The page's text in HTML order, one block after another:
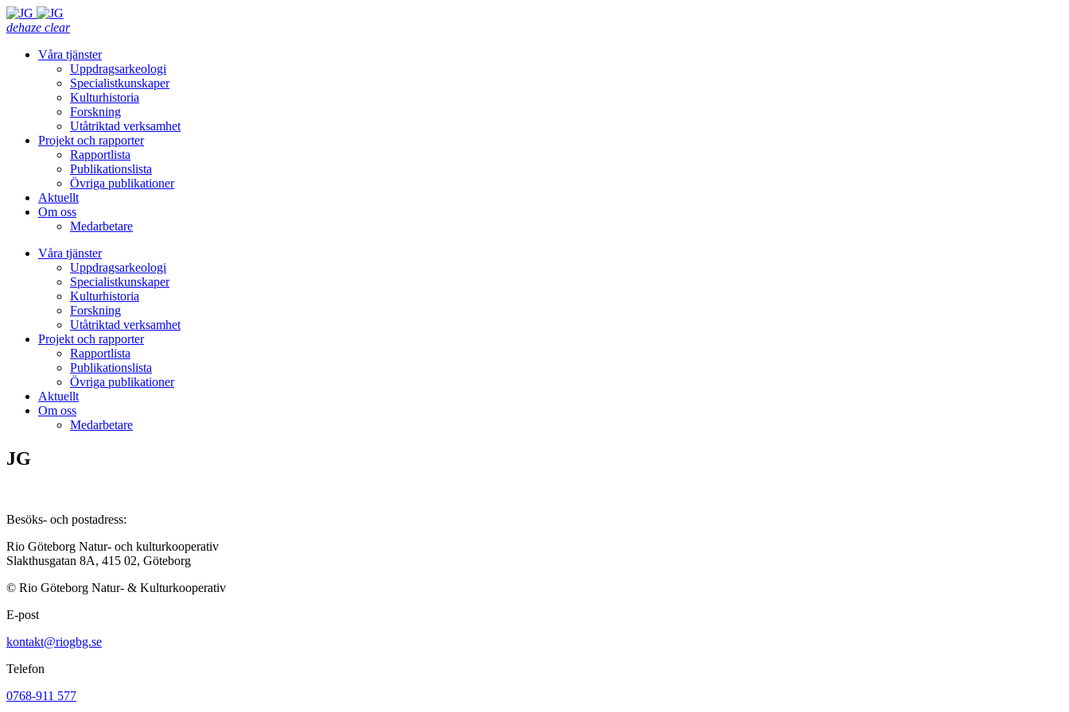
dehaze clear
Våra tjänster
Uppdragsarkeologi
Specialistkunskaper
Kulturhistoria
Forskning
Utåtriktad verksamhet
Projekt och rapporter
Rapportlista
Publikationslista
Övriga publikationer
Aktuellt
Om oss
Medarbetare
Våra tjänster
Uppdragsarkeologi
Specialistkunskaper
Kulturhistoria
Forskning
Utåtriktad verksamhet
Projekt och rapporter
Rapportlista
Publikationslista
Övriga publikationer
Aktuellt
Om oss
Medarbetare
JG
Besöks- och postadress:
Rio Göteborg Natur- och kulturkooperativ
Slakthusgatan 8A, 415 02, Göteborg
© Rio Göteborg Natur- & Kulturkooperativ
E-post
kontakt@riogbg.se
Telefon
0768-911 577